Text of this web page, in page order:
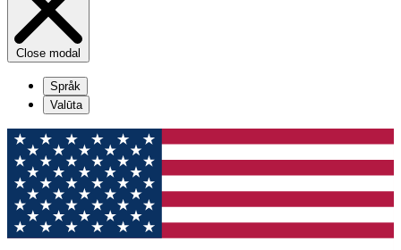
Close modal
Språk
Valūta